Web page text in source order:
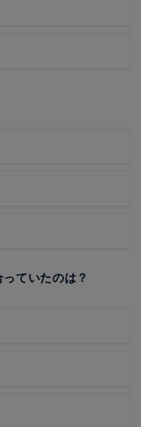
ていたのは？